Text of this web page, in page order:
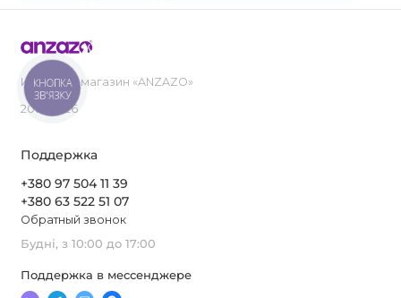
Интернет-магазин «ANZAZO»
2019-2026
Поддержка
+380 97 504 11 39
+380 63 522 51 07
Обратный звонок
Будні, з 10:00 до 17:00
Поддержка в мессенджере
КНОПКА
ЗВ'ЯЗКУ